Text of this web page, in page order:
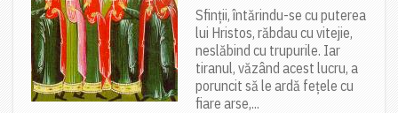
Sfinții, întărindu-se cu puterea
lui Hristos, răbdau cu vitejie,
neslăbind cu trupurile. Iar
tiranul, văzând acest lucru, a
poruncit să le ardă fețele cu
fiare arse,...